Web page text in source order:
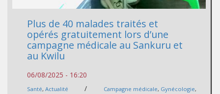
Plus de 40 malades traités et
opérés gratuitement lors d’une
campagne médicale au Sankuru et
au Kwilu
06/08/2025 - 16:20
Santé, Actualité / Campagne médicale, Gynécologie,